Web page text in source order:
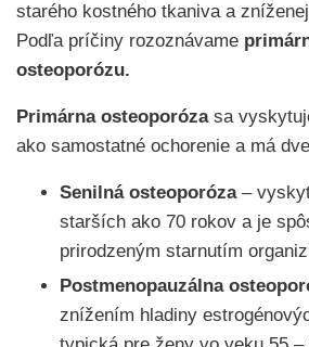
starého kostného tkaniva a
Podľa príčiny rozoznávame
osteoporózu.
Primárna osteoporózasa
ako samostatné ochorenie a má
Senilná osteoporóza–
starších ako 70 rokov a je
prirodzeným starnutím
Postmenopauzálna
znížením hladiny